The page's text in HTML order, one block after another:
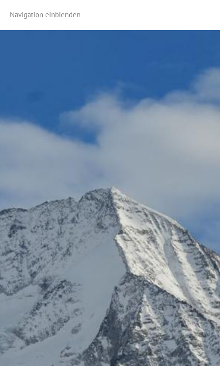
Navigation einblenden